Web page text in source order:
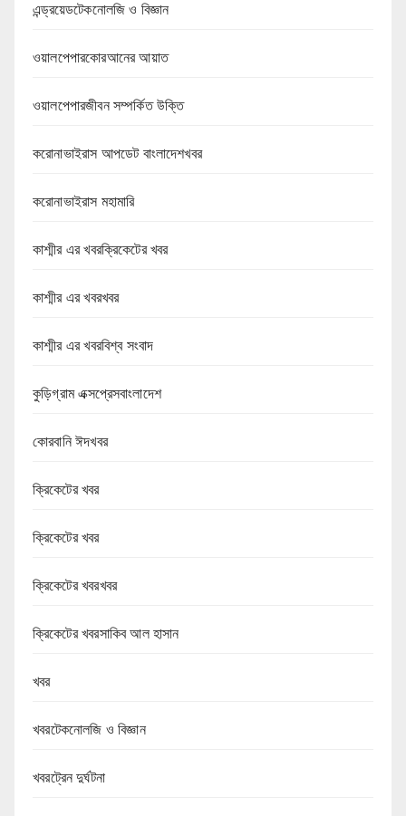
এন্ড্রয়েডটেকনোলজি ও বিজ্ঞান
ওয়ালপেপারকোরআনের আয়াত
ওয়ালপেপারজীবন সম্পর্কিত উক্তি
করোনাভাইরাস আপডেট বাংলাদেশখবর
করোনাভাইরাস মহামারি
কাশ্মীর এর খবরক্রিকেটের খবর
কাশ্মীর এর খবরখবর
কাশ্মীর এর খবরবিশ্ব সংবাদ
কুড়িগ্রাম এক্সপ্রেসবাংলাদেশ
কোরবানি ঈদখবর
ক্রিকেটের খবর
ক্রিকেটের খবর
ক্রিকেটের খবরখবর
ক্রিকেটের খবরসাকিব আল হাসান
খবর
খবরটেকনোলজি ও বিজ্ঞান
খবরট্রেন দুর্ঘটনা